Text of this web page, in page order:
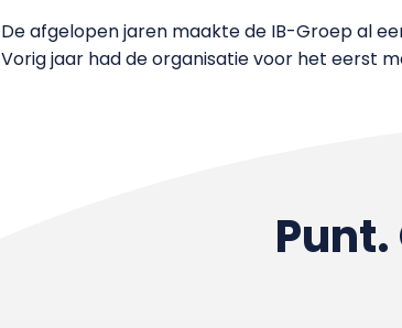
De afgelopen jaren maakte de IB-Groep al
Vorig jaar had de organisatie voor het eerst